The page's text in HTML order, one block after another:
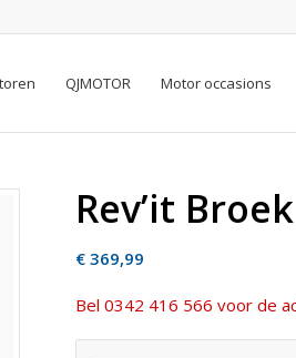
QJMOTOR Motor occasions
Rev’it
€ 369,99
Bel 0342 416 566 voor de